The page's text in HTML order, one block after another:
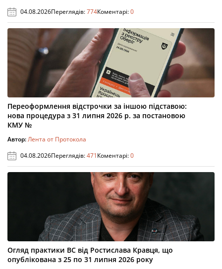
04.08.2026Переглядів:774Коментарі:0
Переоформлення відстрочки за іншою підставою:
нова процедура з 31 липня 2026 р. за постановою
КМУ №
Автор:Лента от Протокола
04.08.2026Переглядів:471Коментарі:0
Огляд практики ВС від Ростислава Кравця, що
опублікована з 25 по 31 липня 2026 року